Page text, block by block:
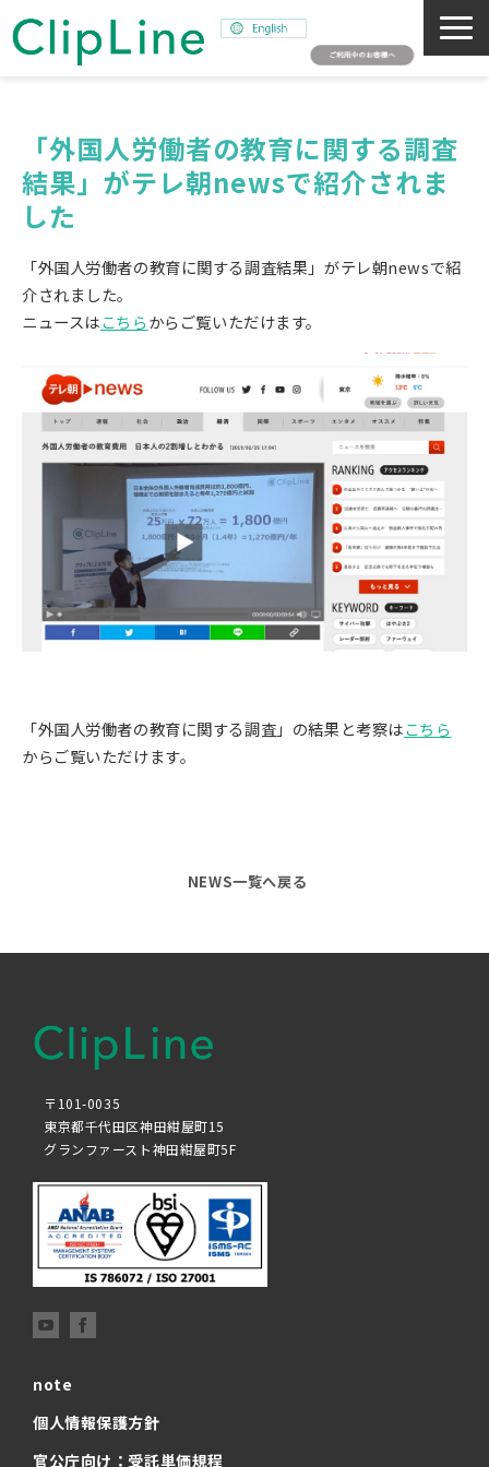
事業紹介
ミッション
SNAPSHOT
「外国人労働者の教育に関する調査
結果」がテレ朝newsで紹介されま
した
「外国人労働者の教育に関する調査結果」がテレ朝newsで紹
介されました。
ニュースはこちらからご覧いただけます。
「外国人労働者の教育に関する調査」の結果と考察はこちら
からご覧いただけます。
NEWS一覧へ戻る
〒101-0035
東京都千代田区神田紺屋町15
グランファースト神田紺屋町5F
note
個人情報保護方針
官公庁向け：受託単価規程